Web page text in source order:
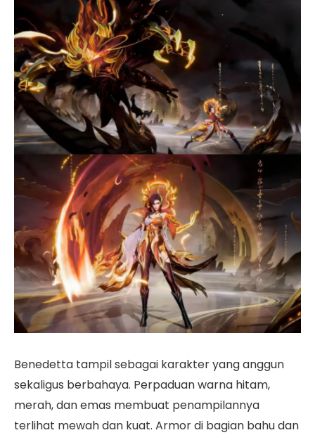
Benedetta tampil sebagai karakter yang anggun
sekaligus berbahaya. Perpaduan warna hitam,
merah, dan emas membuat penampilannya
terlihat mewah dan kuat. Armor di bagian bahu dan